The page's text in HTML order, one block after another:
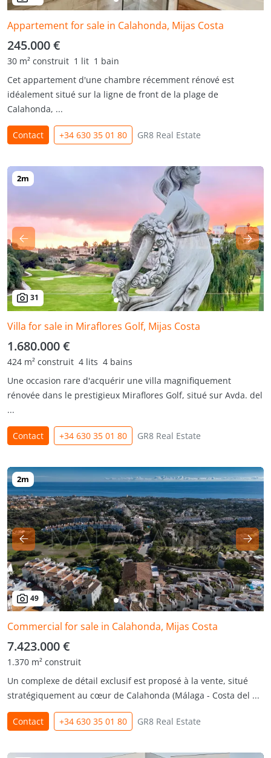
Appartement for sale in Calahonda, Mijas Costa
245.000 €
30 m² construit 1 lit 1 bain
Cet appartement d'une chambre récemment rénové est
idéalement situé sur la ligne de front de la plage de
Calahonda, ...
Contact +34 630 35 01 80 GR8 Real Estate
31
Villa for sale in Miraflores Golf, Mijas Costa
1.680.000 €
424 m² construit 4 lits 4 bains
Une occasion rare d'acquérir une villa magnifiquement
rénovée dans le prestigieux Miraflores Golf, situé sur Avda. del
...
Contact +34 630 35 01 80 GR8 Real Estate
49
Commercial for sale in Calahonda, Mijas Costa
7.423.000 €
1.370 m² construit
Un complexe de détail exclusif est proposé à la vente, situé
stratégiquement au cœur de Calahonda (Málaga - Costa del ...
Contact +34 630 35 01 80 GR8 Real Estate